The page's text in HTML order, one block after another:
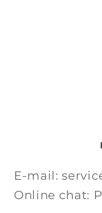
E-mail:
Online chat: